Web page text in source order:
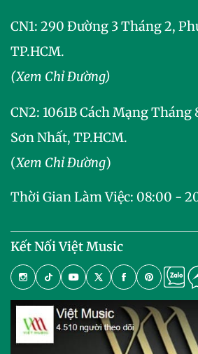
CN1: 290 Đường 3 Tháng 2,
TP.HCM.
(Xem Chỉ Đường)
CN2: 1061B Cách Mạng
Sơn Nhất, TP.HCM.
(Xem Chỉ Đường)
Thời Gian Làm Việc: 08:00 -
Kết Nối Việt Music